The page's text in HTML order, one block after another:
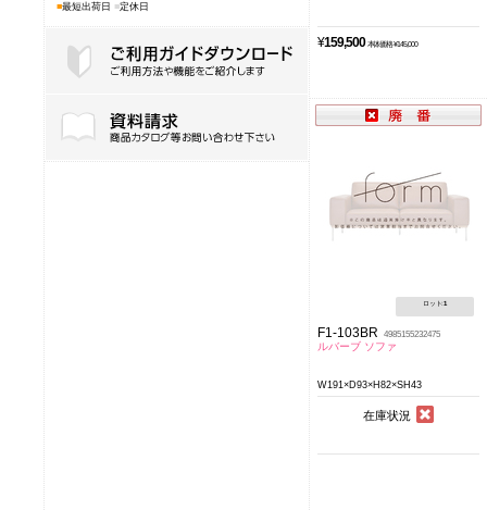
■最短出荷日 ■定休日
¥159,500 本体価格 ¥145,000
ロット:1
F1-103BR 4985155232475
ルバーブ ソファ
W191×D93×H82×SH43
在庫状況